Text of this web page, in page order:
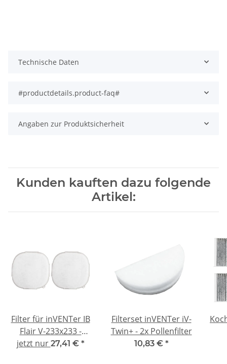
Technische Daten
#productdetails.product-faq#
Angaben zur Produktsicherheit
Kunden kauften dazu folgende
Artikel:
Filter für inVENTer IB
Flair V-233x233 -
kompatibel 2x G4
jetzt nur 27,41 € *
Filterset inVENTer iV-
Twin+ - 2x Pollenfilter
10,83 € *